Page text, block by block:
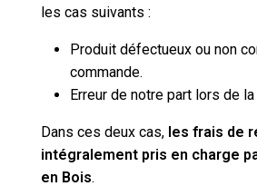
les cas suivants :
Produit défectueux ou non
commande.
Erreur de notre part lors de
Dans ces deux cas, les frais de
intégralement pris en charge
en Bois.